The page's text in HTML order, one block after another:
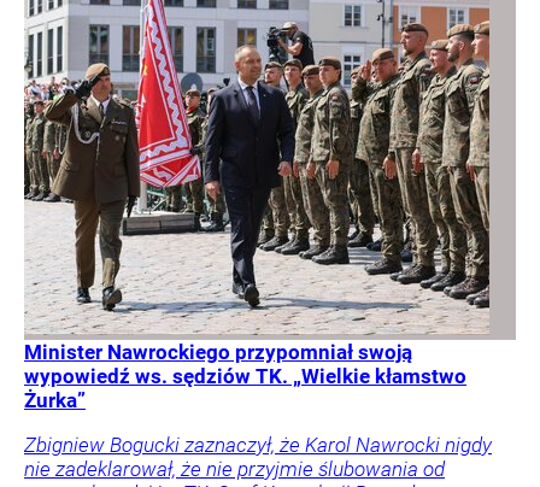
Minister Nawrockiego przypomniał swoją
wypowiedź ws. sędziów TK. „Wielkie kłamstwo
Żurka”
Zbigniew Bogucki zaznaczył, że Karol Nawrocki nigdy
nie zadeklarował, że nie przyjmie ślubowania od